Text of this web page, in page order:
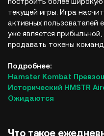
текущей игры. Игра
активных пользователей
уже является
продавать токены
Подробнее:
Hamster Kombat
Исторический HMSTR
Ожидаются
Что такое